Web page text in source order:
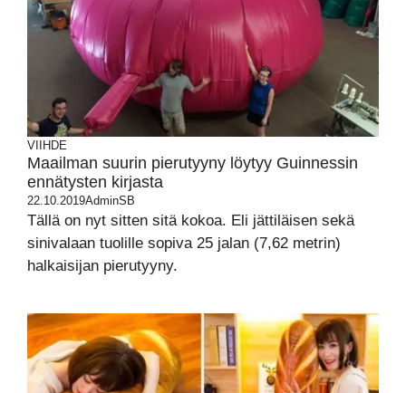
VIIHDE
Maailman suurin pierutyyny löytyy Guinnessin
ennätysten kirjasta
22.10.2019AdminSB
Tällä on nyt sitten sitä kokoa. Eli jättiläisen sekä
sinivalaan tuolille sopiva 25 jalan (7,62 metrin)
halkaisijan pierutyyny.